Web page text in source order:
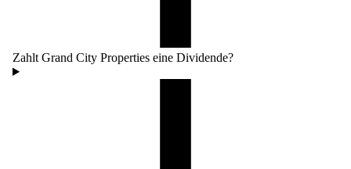
Zahlt Grand City Properties eine Dividende?